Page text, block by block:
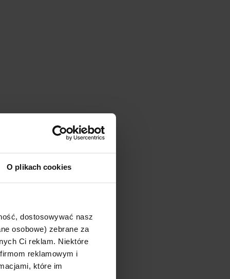
O plikach cookies
dostosowywać nasz
osobowe) zebrane za
Ci reklam. Niektóre
reklamowym i
które im